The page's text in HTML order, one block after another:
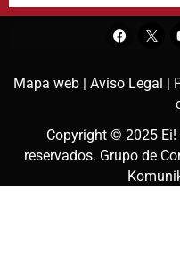
Mapa web | Aviso Legal |
Copyright © 2025
reservados. Grupo de